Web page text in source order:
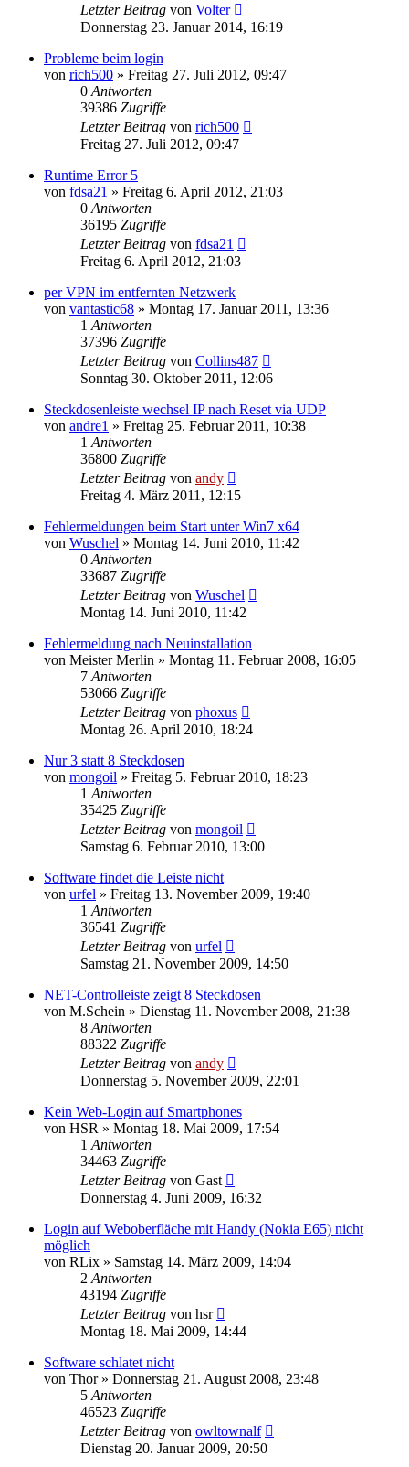
Letzter Beitrag von Volter
Donnerstag 23. Januar 2014, 16:19
Probleme beim login
von rich500 » Freitag 27. Juli 2012, 09:47
0 Antworten
39386 Zugriffe
Letzter Beitrag von rich500
Freitag 27. Juli 2012, 09:47
Runtime Error 5
von fdsa21 » Freitag 6. April 2012, 21:03
0 Antworten
36195 Zugriffe
Letzter Beitrag von fdsa21
Freitag 6. April 2012, 21:03
per VPN im entfernten Netzwerk
von vantastic68 » Montag 17. Januar 2011, 13:36
1 Antworten
37396 Zugriffe
Letzter Beitrag von Collins487
Sonntag 30. Oktober 2011, 12:06
Steckdosenleiste wechsel IP nach Reset via UDP
von andre1 » Freitag 25. Februar 2011, 10:38
1 Antworten
36800 Zugriffe
Letzter Beitrag von andy
Freitag 4. März 2011, 12:15
Fehlermeldungen beim Start unter Win7 x64
von Wuschel » Montag 14. Juni 2010, 11:42
0 Antworten
33687 Zugriffe
Letzter Beitrag von Wuschel
Montag 14. Juni 2010, 11:42
Fehlermeldung nach Neuinstallation
von Meister Merlin » Montag 11. Februar 2008, 16:05
7 Antworten
53066 Zugriffe
Letzter Beitrag von phoxus
Montag 26. April 2010, 18:24
Nur 3 statt 8 Steckdosen
von mongoil » Freitag 5. Februar 2010, 18:23
1 Antworten
35425 Zugriffe
Letzter Beitrag von mongoil
Samstag 6. Februar 2010, 13:00
Software findet die Leiste nicht
von urfel » Freitag 13. November 2009, 19:40
1 Antworten
36541 Zugriffe
Letzter Beitrag von urfel
Samstag 21. November 2009, 14:50
NET-Controlleiste zeigt 8 Steckdosen
von M.Schein » Dienstag 11. November 2008, 21:38
8 Antworten
88322 Zugriffe
Letzter Beitrag von andy
Donnerstag 5. November 2009, 22:01
Kein Web-Login auf Smartphones
von HSR » Montag 18. Mai 2009, 17:54
1 Antworten
34463 Zugriffe
Letzter Beitrag von Gast
Donnerstag 4. Juni 2009, 16:32
Login auf Weboberfläche mit Handy (Nokia E65) nicht
möglich
von RLix » Samstag 14. März 2009, 14:04
2 Antworten
43194 Zugriffe
Letzter Beitrag von hsr
Montag 18. Mai 2009, 14:44
Software schlatet nicht
von Thor» Donnerstag 21. August 2008, 23:48
5 Antworten
46523 Zugriffe
Letzter Beitrag von owltownalf
Dienstag 20. Januar 2009, 20:50